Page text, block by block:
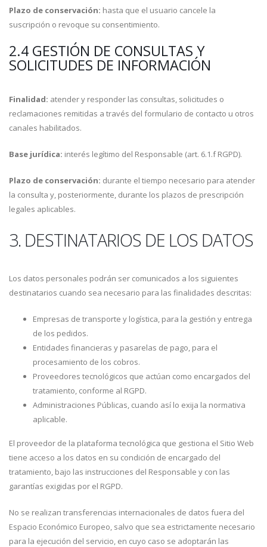
Plazo de conservación: hasta que el usuario cancele la
suscripción o revoque su consentimiento.
2.4 GESTIÓN DE CONSULTAS Y
SOLICITUDES DE INFORMACIÓN
Finalidad: atender y responder las consultas, solicitudes o
reclamaciones remitidas a través del formulario de contacto u otros
canales habilitados.
Base jurídica: interés legítimo del Responsable (art. 6.1.f RGPD).
Plazo de conservación: durante el tiempo necesario para atender
la consulta y, posteriormente, durante los plazos de prescripción
legales aplicables.
3. DESTINATARIOS DE LOS DATOS
Los datos personales podrán ser comunicados a los siguientes
destinatarios cuando sea necesario para las finalidades descritas:
Empresas de transporte y logística, para la gestión y entrega
de los pedidos.
Entidades financieras y pasarelas de pago, para el
procesamiento de los cobros.
Proveedores tecnológicos que actúan como encargados del
tratamiento, conforme al RGPD.
Administraciones Públicas, cuando así lo exija la normativa
aplicable.
El proveedor de la plataforma tecnológica que gestiona el Sitio Web
tiene acceso a los datos en su condición de encargado del
tratamiento, bajo las instrucciones del Responsable y con las
garantías exigidas por el RGPD.
No se realizan transferencias internacionales de datos fuera del
Espacio Económico Europeo, salvo que sea estrictamente necesario
para la ejecución del servicio, en cuyo caso se adoptarán las